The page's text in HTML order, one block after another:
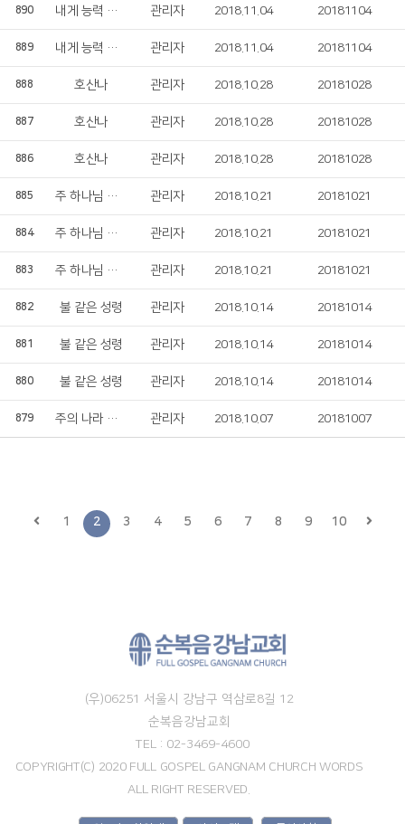
890 내게 능력 주시는 자 안에서 관리자 2018.11.04 20181104
889 내게 능력 주시는 자 안에서 관리자 2018.11.04 20181104
888 호산나 관리자 2018.10.28 20181028
887 호산나 관리자 2018.10.28 20181028
886 호산나 관리자 2018.10.28 20181028
885 주 하나님 지으신 모든 세계 관리자 2018.10.21 20181021
884 주 하나님 지으신 모든 세계 관리자 2018.10.21 20181021
883 주 하나님 지으신 모든 세계 관리자 2018.10.21 20181021
882 불 같은 성령 관리자 2018.10.14 20181014
881 불 같은 성령 관리자 2018.10.14 20181014
880 불 같은 성령 관리자 2018.10.14 20181014
879 주의 나라 임하소서 관리자 2018.10.07 20181007
1 2 3 4 5 6 7 8 9 10
(우)06251 서울시 강남구 역삼로8길 12
순복음강남교회
TEL : 02-3469-4600
COPYRIGHT(C) 2020 FULL GOSPEL GANGNAM CHURCH WORDS
ALL RIGHT RESERVED.